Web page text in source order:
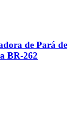
de Pará de
BR-262